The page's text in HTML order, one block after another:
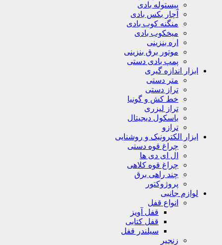
پیستوله بادی
آچار بکس بادی
منگنه کوب بادی
میخکوب بادی
اره بنزینی
موتور برق بنزینی
پمپ بادی دستی
ابزار اندازه گیری
متر دستی
تراز دستی
خط کش و گونیا
تراز لیزری
باسکول دیجیتال
ترازو
ابزار الکترونیک و روشنایی
چراغ قوه دستی
ال ای دی ها
چراغ قوه کلاهی
چند راهی برق
پروژوکتور
لوازم جانبی
انواع قفل
قفل آویز
قفل کتابی
سیلندر قفل
زنجیر